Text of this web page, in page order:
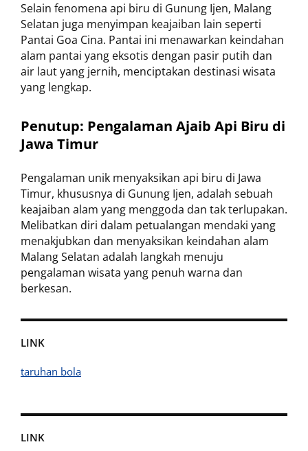
LINK
taruhan bola
LINK
Selain fenomena api biru di Gunung Ijen, Malang
Selatan juga menyimpan keajaiban lain seperti
Pantai Goa Cina. Pantai ini menawarkan keindahan
alam pantai yang eksotis dengan pasir putih dan
air laut yang jernih, menciptakan destinasi wisata
yang lengkap.
Penutup: Pengalaman Ajaib Api Biru di
Jawa Timur
Pengalaman unik menyaksikan api biru di Jawa
Timur, khususnya di Gunung Ijen, adalah sebuah
keajaiban alam yang menggoda dan tak terlupakan.
Melibatkan diri dalam petualangan mendaki yang
menakjubkan dan menyaksikan keindahan alam
Malang Selatan adalah langkah menuju
pengalaman wisata yang penuh warna dan
berkesan.